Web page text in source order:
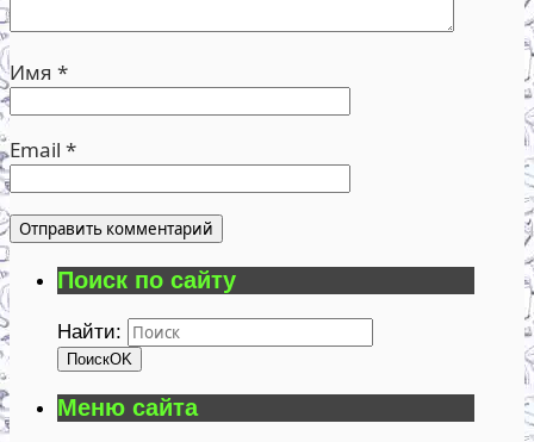
Имя *
Email *
Поиск по сайту
Найти:
ПоискOK
Меню сайта